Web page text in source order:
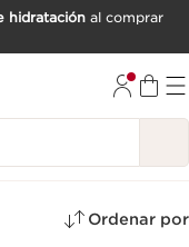
hidrataciónal comprar
Ordenar por